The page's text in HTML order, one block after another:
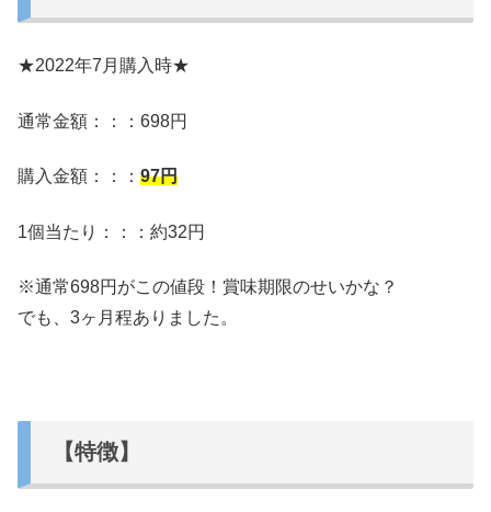
★2022年7月購入時★
通常金額：：：698円
購入金額：：： 97円
1個当たり：：：約32円
※通常698円がこの値段！賞味期限のせいかな？
でも、3ヶ月程ありました。
【特徴】